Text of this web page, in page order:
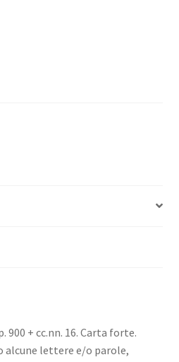
900 + cc.nn. 16. Carta forte.
alcune lettere e/o parole,